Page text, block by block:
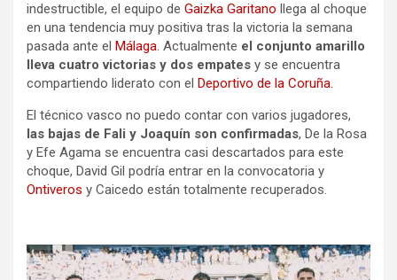
indestructible, el equipo de Gaizka Garitano llega al choque
en una tendencia muy positiva tras la victoria la semana
pasada ante el Málaga. Actualmente el conjunto amarillo
lleva cuatro victorias y dos empates y se encuentra
compartiendo liderato con el Deportivo de la Coruña.
El técnico vasco no puedo contar con varios jugadores,
las bajas de Fali y Joaquín son confirmadas, De la Rosa
y Efe Agama se encuentra casi descartados para este
choque, David Gil podría entrar en la convocatoria y
Ontiveros y Caicedo están totalmente recuperados.